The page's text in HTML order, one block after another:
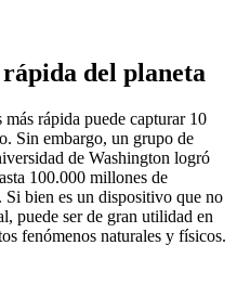
del planeta
rápida puede capturar 10
Sin embargo, un grupo de
de Washington logró
100.000 millones de
Si bien es un dispositivo que no
puede ser de gran utilidad en
fenómenos naturales y físicos.